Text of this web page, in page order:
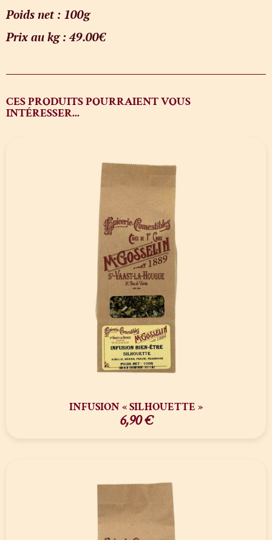
Poids net : 100g
Prix au kg : 49.00€
CES PRODUITS POURRAIENT VOUS
INTÉRESSER...
INFUSION « SILHOUETTE »
6,90€